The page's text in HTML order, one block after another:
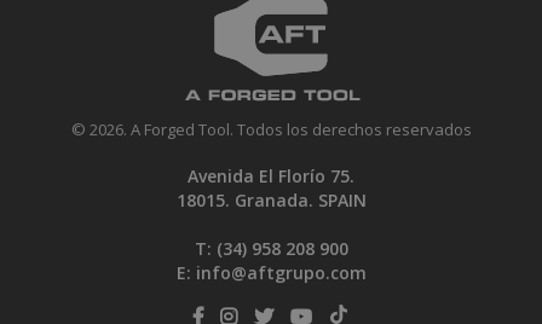
© 2026. A Forged Tool. Todos los derechos reservados
Avenida El Florío 75.
18015. Granada. SPAIN
T: (34) 958 208 900
E: info@aftgrupo.com